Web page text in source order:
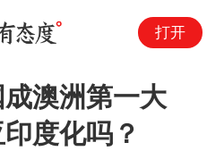
打开
澳洲第一大
度化吗？